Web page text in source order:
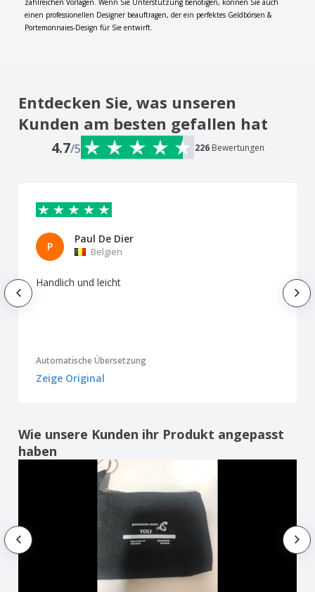
zahlreichen Vorlagen. Wenn Sie Unterstützung benötigen, können Sie auch
einen professionellen Designer beauftragen, der ein perfektes Geldbörsen &
Portemonnaies-Design für Sie entwirft.
Entdecken Sie, was unseren
Kunden am besten gefallen hat
4.7/5 226 Bewertungen
P
Paul De Dier
Belgien
Handlich und leicht
Automatische Übersetzung
Zeige Original
Wie unsere Kunden ihr Produkt angepasst
haben